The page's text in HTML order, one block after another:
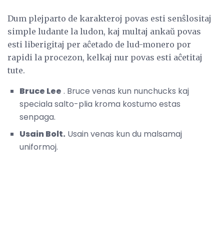
Dum plejparto de karakteroj povas esti senŝlositaj
simple ludante la ludon, kaj multaj ankaŭ povas
esti liberigitaj per aĉetado de lud-monero por
rapidi la procezon, kelkaj nur povas esti aĉetitaj
tute.
Bruce Lee . Bruce venas kun nunchucks kaj
speciala salto-plia kroma kostumo estas
senpaga.
Usain Bolt. Usain venas kun du malsamaj
uniformoj.